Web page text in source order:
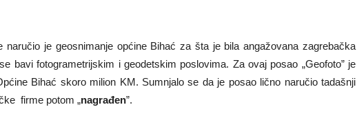
naručio je geosnimanje općine Bihać za šta je bila angažovana zagrebačka
bavi fotogrametrijskim i geodetskim poslovima. Za ovaj posao „Geofoto” je
Bihać skoro milion KM. Sumnjalo se da je posao lično naručio tadašnji
firme potom „nagrađen”.